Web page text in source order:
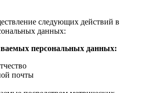
следующих действий в
данных:
персональных данных:
почты